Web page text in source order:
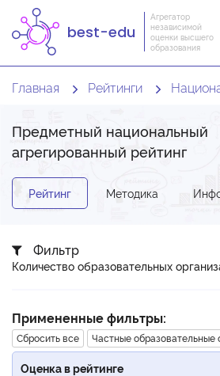
best-edu
Агрегатор
независимой
оценки высшего
образования
Главная Рейтинги
Предметный национальный
агрегированный рейтинг
Рейтинг Методика
Фильтр
Количество образовательных
Примененные фильтры:
Сбросить все Частные образовательные
Оценка в рейтинге